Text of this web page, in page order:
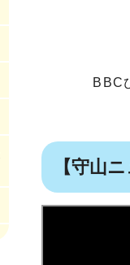
BBC
【守山